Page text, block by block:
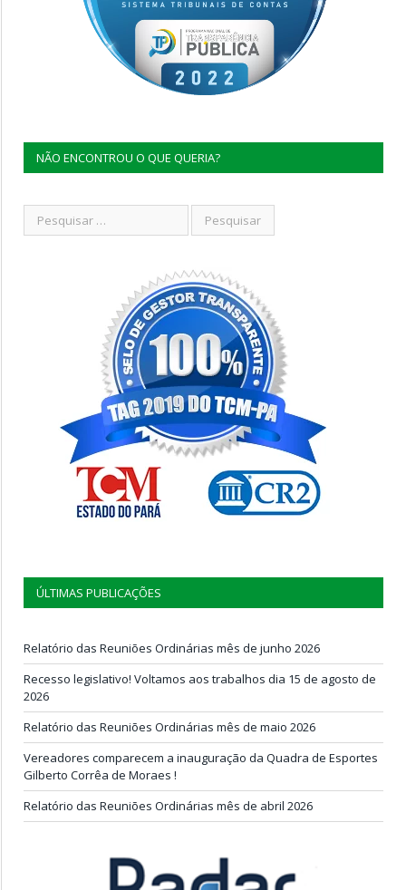
NÃO ENCONTROU O QUE QUERIA?
ÚLTIMAS PUBLICAÇÕES
Relatório das Reuniões Ordinárias mês de junho 2026
Recesso legislativo! Voltamos aos trabalhos dia 15 de agosto de
2026
Relatório das Reuniões Ordinárias mês de maio 2026
Vereadores comparecem a inauguração da Quadra de Esportes
Gilberto Corrêa de Moraes !
Relatório das Reuniões Ordinárias mês de abril 2026